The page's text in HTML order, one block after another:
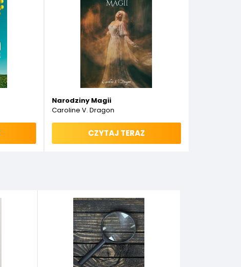
Narodziny Magii
Caroline V. Dragon
CZYTAJ TERAZ